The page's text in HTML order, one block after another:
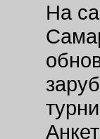
На